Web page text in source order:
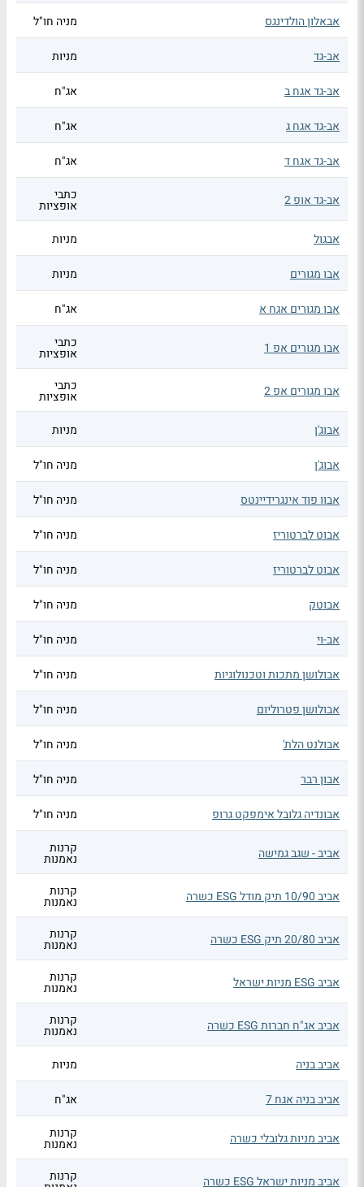
אבאלון הולדינגס מניה חו"ל
אב-גד מניות
אב-גד אגח ב אג"ח
אב-גד אגח ג אג"ח
אב-גד אגח ד אג"ח
אב-גד אופ 2 כתבי
אופציות
אבגול
מניות
אבו מגורים מניות
אבו מגורים אגח א אג"ח
אבו מגורים אפ 1 כתבי
אופציות
אבו מגורים אפ 2 כתבי
אופציות
אבוג'ן
מניות
אבוג'ן מניה חו"ל
אבוו פוד אינגרידיינטס מניה חו"ל
אבוט לברטוריז מניה חו"ל
אבוט לברטוריז מניה חו"ל
אבוטק מניה חו"ל
אב-וי מניה חו"ל
אבולושן מתכות וטכנולוגיות מניה חו"ל
אבולושן פטרוליום מניה חו"ל
אבולנט הלת' מניה חו"ל
אבון רבר מניה חו"ל
אבונדיה גלובל אימפקט גרופ מניה חו"ל
אביב - שגב גמישה קרנות
נאמנות
אביב 10/90 תיק מודל ESG כשרה קרנות
נאמנות
אביב 20/80 תיק ESG כשרה קרנות
נאמנות
אביב ESG מניות ישראל קרנות
נאמנות
אביב אג"ח חברות ESG כשרה קרנות
נאמנות
אביב בניה
מניות
אביב בניה אגח 7 אג"ח
אביב מניות גלובלי כשרה קרנות
נאמנות
אביב מניות ישראל ESG כשרה קרנות